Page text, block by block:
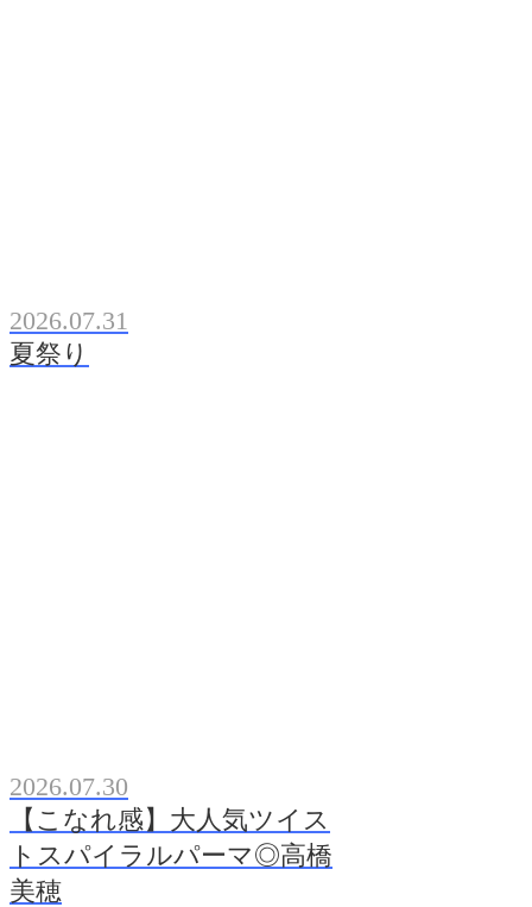
2026.07.31
夏祭り
2026.07.30
【こなれ感】大人気ツイス
トスパイラルパーマ◎高橋
美穂